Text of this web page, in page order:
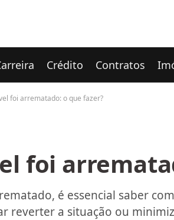
Crédito Contratos
foi arrematado: o que fazer?
foi
é essencial saber
reverter a situação ou